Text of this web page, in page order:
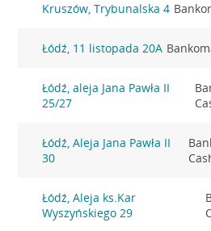
Kruszów, Trybunalska 4
Łódź, 11 listopada 20A
Łódź, aleja Jana Pawła II
25/27
Łódź, Aleja Jana Pawła II
30
Łódź, Aleja ks.Kar
Wyszyńskiego 29